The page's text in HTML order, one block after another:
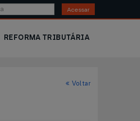
Acessar
REFORMA TRIBUTÁRIA
Voltar